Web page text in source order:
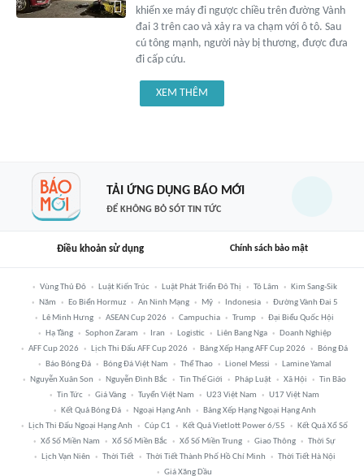
khiển xe máy đi ngược chiều trên đường Vành
đai 3 trên cao và xảy ra va chạm với ô tô. Sau
cú tông mạnh, người này bị thương, được đưa
đi cấp cứu.
XEM THÊM
TẢI ỨNG DỤNG BÁO MỚI
ĐỂ KHÔNG BỎ SÓT TIN TỨC
Điều khoản sử dụng Chính sách bảo mật
Vùng Thủ Đô Luật Kiến Trúc Luật Phát Triển Đô Thị Tô Lâm
Kim Sang-Sik
Năm
Eo Biển Hormuz An Ninh Mạng Mỹ Indonesia
Đường Vành Đai 5
Lê Minh Hưng
ASEAN Cup 2026 Campuchia Trump
Đại Biểu Quốc Hội
Hạ Tầng
Sophon Zaram Iran Logistic Liên Bang Nga
Doanh Nghiệp
AFF Cup 2026
Lịch Thi Đấu AFF Cup 2026 Bảng Xếp Hạng AFF Cup 2026
Bóng Đá
Báo Bóng Đá
Bóng Đá Việt Nam Thể Thao Lionel Messi
Lamine Yamal
Nguyễn Xuân Son
Nguyễn Đình Bắc Tin Thế Giới Pháp Luật Xã Hội
Tin Bão
Tin Tức
Giá Vàng Tuyển Việt Nam U23 Việt Nam
U17 Việt Nam
Kết Quả Bóng Đá
Ngoại Hạng Anh
Bảng Xếp Hạng Ngoại Hạng Anh
Lịch Thi Đấu Ngoại Hạng Anh
Cúp C1 Kết Quả Vietlott Power 6/55
Kết Quả Xổ Số
Xổ Số Miền Nam
Xổ Số Miền Bắc Xổ Số Miền Trung Giao Thông
Thời Sự
Lịch Vạn Niên
Thời Tiết Thời Tiết Thành Phố Hồ Chí Minh
Thời Tiết Hà Nội
Giá Xăng Dầu